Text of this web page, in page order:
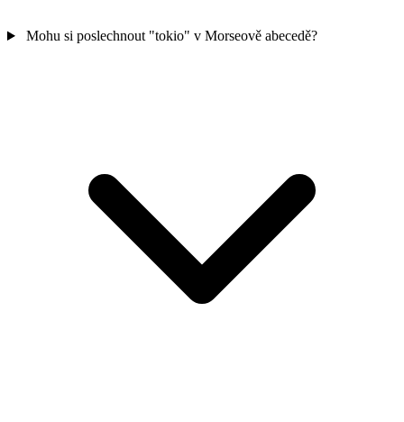
Mohu si poslechnout "tokio" v Morseově abecedě?